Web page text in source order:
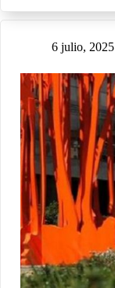
6 julio, 2025